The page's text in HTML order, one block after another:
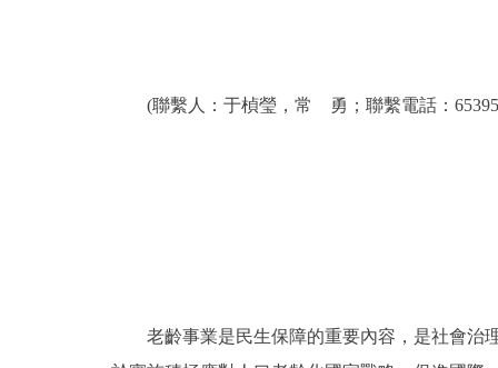
政民互動
(聯繫人：于楨瑩，常 勇；聯繫電話：
老齡事業是民生保障的重要內容，是社會治理